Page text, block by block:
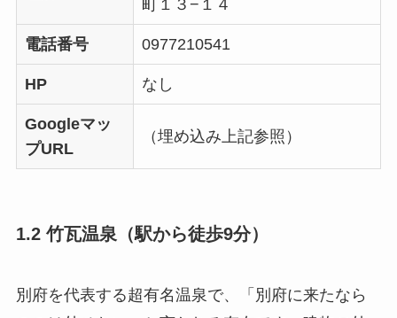
町１３−１４
電話番号 0977210541
HP なし
Googleマッ
プURL
（埋め込み上記参照）
1.2 竹瓦温泉（駅から徒歩9分）
別府を代表する超有名温泉で、「別府に来たなら